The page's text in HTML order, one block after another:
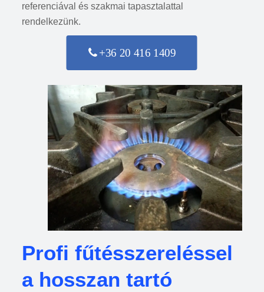
referenciával és szakmai tapasztalattal
rendelkezünk.
+36 20 416 1409
Profi fűtésszereléssel
a hosszan tartó